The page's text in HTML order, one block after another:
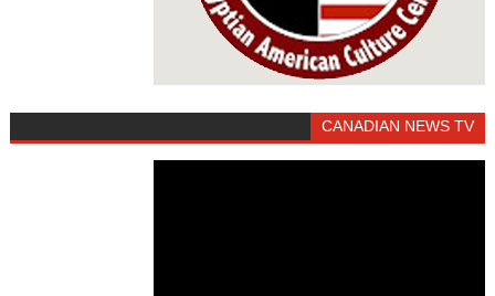
CANADIAN NEWS TV